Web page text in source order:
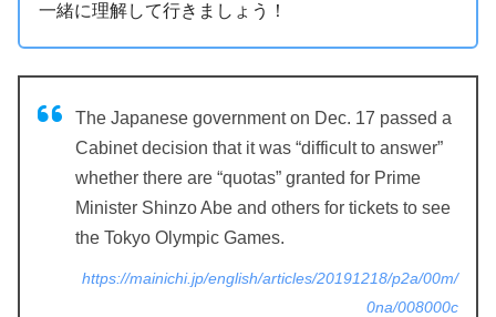
一緒に理解して行きましょう！
The Japanese government on Dec. 17 passed a
Cabinet decision that it was “difficult to answer”
whether there are “quotas” granted for Prime
Minister Shinzo Abe and others for tickets to see
the Tokyo Olympic Games.
https://mainichi.jp/english/articles/20191218/p2a/00m/
0na/008000c